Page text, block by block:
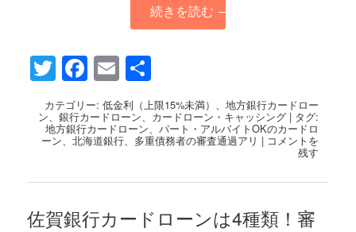
続きを読む →
Twitter
Facebook
Email
有
カテゴリー: 低金利（上限15%未満） 、地方銀行カードロー
ン 、銀行カードローン、 カードローン・キャッシング | タグ:
地方銀行カードローン 、パート・アルバイトOKのカードロ
ーン 、北海道銀行 多重債務者の審査通過アリ | コメントを
残す
佐賀銀行カードローンは4種類！審